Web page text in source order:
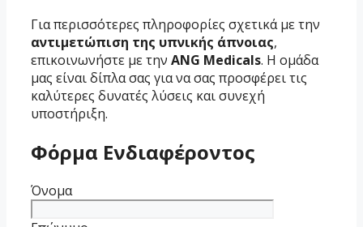
Για περισσότερες πληροφορίες σχετικά με την
αντιμετώπιση της υπνικής άπνοιας,
επικοινωνήστε με την ANG Medicals. Η ομάδα
μας είναι δίπλα σας για να σας προσφέρει τις
καλύτερες δυνατές λύσεις και συνεχή
υποστήριξη.
Φόρμα Ενδιαφέροντος
Όνομα